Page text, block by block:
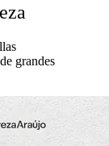
grandes